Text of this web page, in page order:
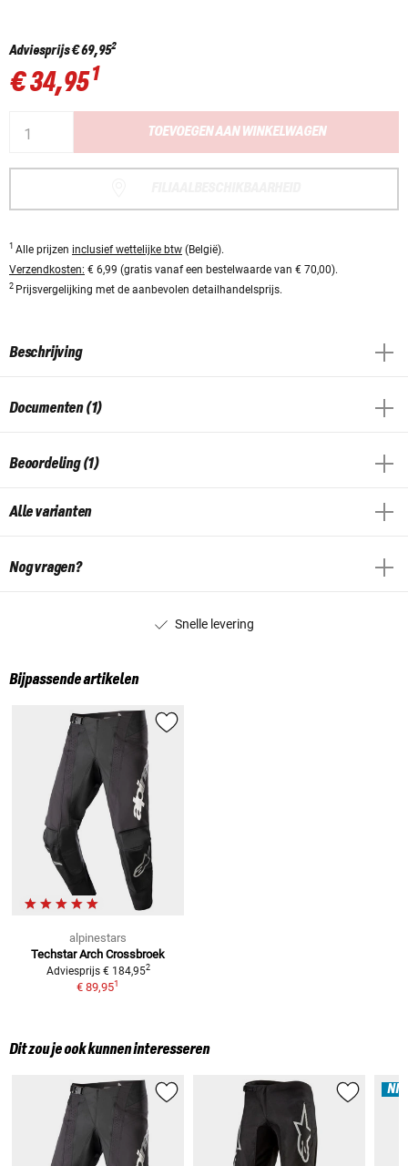
Adviesprijs€ 69,952
€ 34,951
TOEVOEGEN AAN WINKELWAGEN
1 Alle prijzen inclusief wettelijke btw (België).
Verzendkosten: € 6,99 (gratis vanaf een bestelwaarde van € 70,00).
2 Prijsvergelijking met de aanbevolen detailhandelsprijs.
Beschrijving
Documenten (1)
Beoordeling (1)
Alle varianten
Nog vragen?
Snelle levering
Bijpassende artikelen
alpinestars
Techstar Arch Crossbroek
Adviesprijs € 184,952
€ 89,951
Dit zou je ook kunnen interesseren